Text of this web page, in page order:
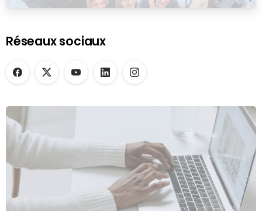
Réseaux sociaux